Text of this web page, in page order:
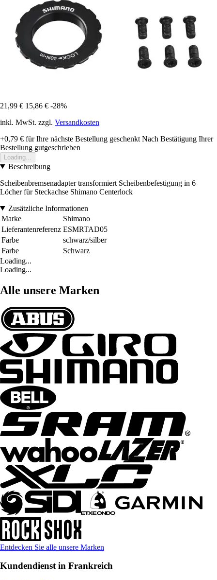
21,99 € 15,86 € -28%
inkl. MwSt. zzgl. Versandkosten
+0,79 € für Ihre nächste Bestellung geschenkt Nach Bestätigung Ihrer
Bestellung gutgeschrieben
Loading...
Beschreibung
Scheibenbremsenadapter transformiert Scheibenbefestigung in 6
Löcher für Steckachse Shimano Centerlock
Zusätzliche Informationen
Marke
Shimano
Lieferantenreferenz ESMRTAD05
Farbe
schwarz/silber
Farbe
Schwarz
Loading...
Loading...
Alle unsere Marken
Entdecken Sie alle unsere Marken
Kundendienst in Frankreich